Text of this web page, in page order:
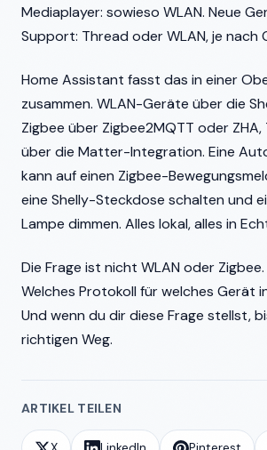
Mediaplayer: sowieso WLAN. Neue
Support: Thread oder WLAN, je nach
Home Assistant fasst das in einer
zusammen. WLAN-Geräte über die
Zigbee über Zigbee2MQTT oder
über die Matter-Integration. Eine
kann auf einen Zigbee-
eine Shelly-Steckdose schalten und
Lampe dimmen. Alles lokal, alles in
Die Frage ist nicht WLAN oder
Welches Protokoll für welches Gerät
Und wenn du dir diese Frage stellst,
richtigen Weg.
ARTIKEL TEILEN